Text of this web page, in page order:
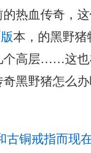
热血传奇，
本，的黑野
个高层……这
黑野猪怎么
古铜戒指而现